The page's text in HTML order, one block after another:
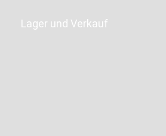
Lager und Verkauf